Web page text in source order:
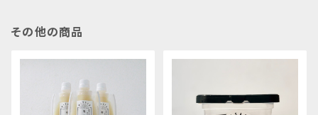
その他の商品